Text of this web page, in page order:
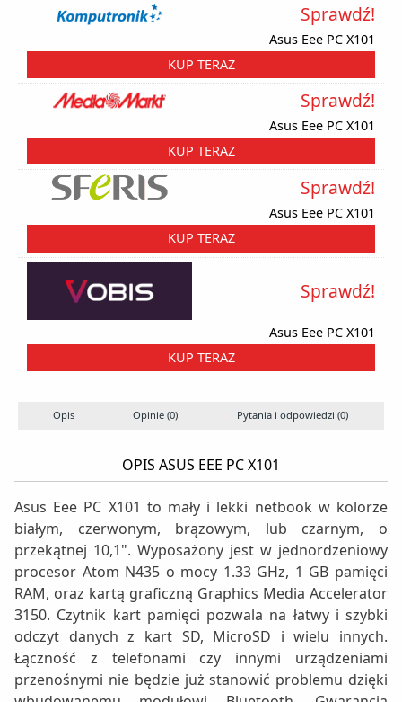
Asus Eee PC X101
Sprawdź!
KUP TERAZ
Asus Eee PC X101
Sprawdź!
KUP TERAZ
Asus Eee PC X101
Sprawdź!
KUP TERAZ
Asus Eee PC X101
Sprawdź!
KUP TERAZ
Opis Opinie (0) Pytania i odpowiedzi (0)
OPIS ASUS EEE PC X101
Asus Eee PC X101 to mały i lekki netbook w kolorze
białym, czerwonym, brązowym, lub czarnym, o
przekątnej 10,1". Wyposażony jest w jednordzeniowy
procesor Atom N435 o mocy 1.33 GHz, 1 GB pamięci
RAM, oraz kartą graficzną Graphics Media Accelerator
3150. Czytnik kart pamięci pozwala na łatwy i szybki
odczyt danych z kart SD, MicroSD i wielu innych.
Łączność z telefonami czy innymi urządzeniami
przenośnymi nie będzie już stanowić problemu dzięki